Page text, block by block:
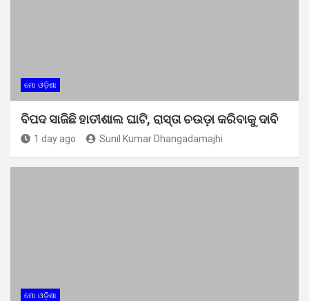
ମୋ ଓଡ଼ିଶା
ବିପଦ ସାଜିଛି ହାତୀଶାଲ ଘାଟି, ରାସ୍ତା ଚଉଡ଼ା କରିବାକୁ ଦାବି
1 day ago Sunil Kumar Dhangadamajhi
ମୋ ଓଡ଼ିଶା